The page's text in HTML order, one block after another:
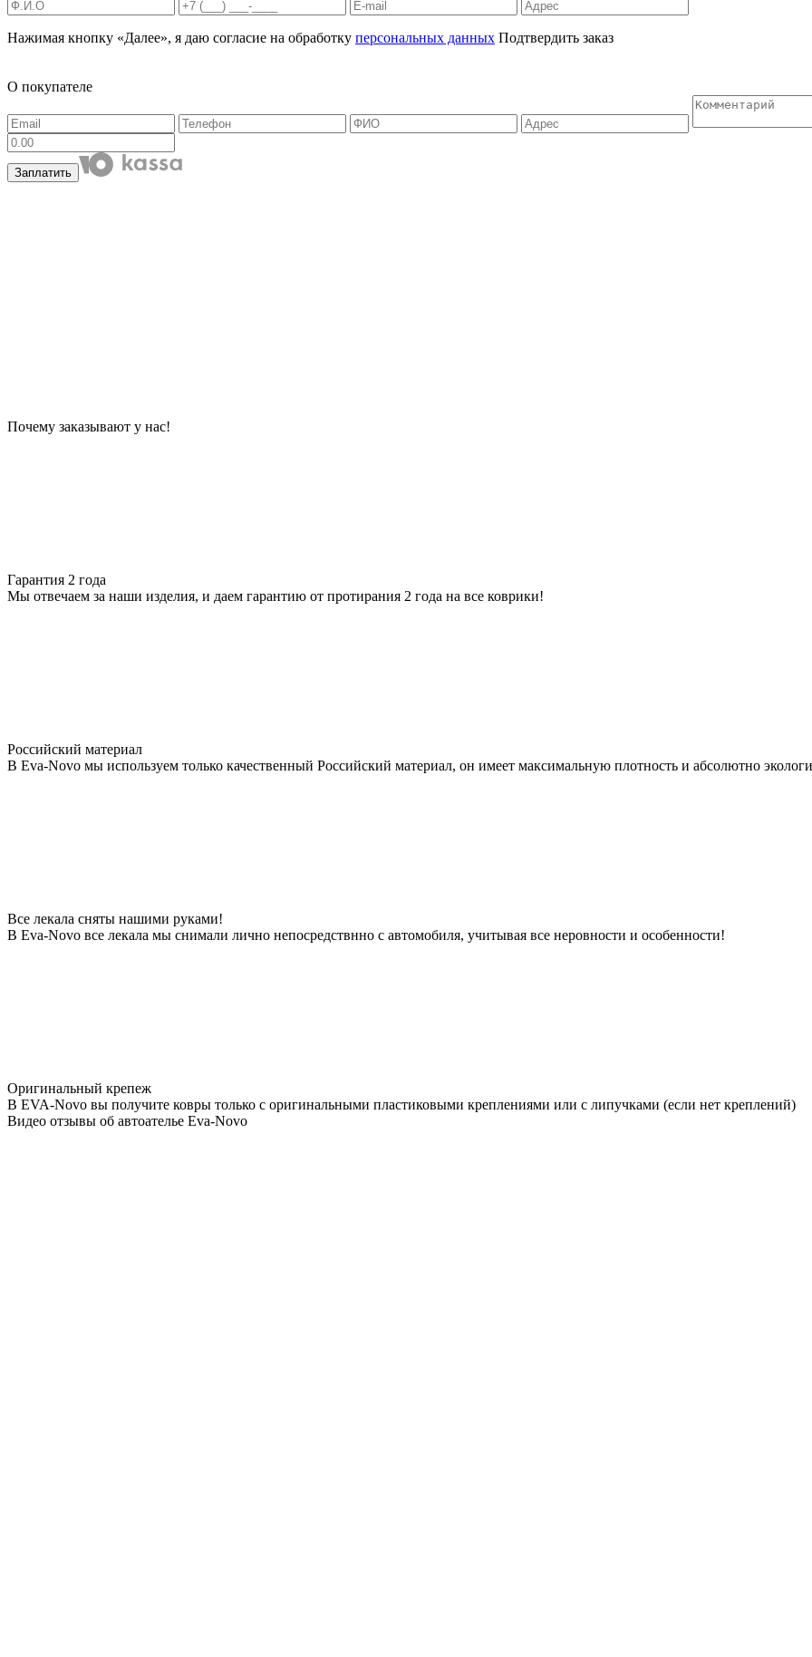
Нажимая кнопку «Далее», я даю согласие на обработку персональных данных Подтвердить заказ
О покупателе
Заплатить
Почему заказывают у нас!
Гарантия 2 года
Мы отвечаем за наши изделия, и даем гарантию от протирания 2 года на все коврики!
Российский материал
В Eva-Novo мы используем только качественный Российский материал, он имеет максимальную плотность и абсолютно
Все лекала сняты нашими руками!
В Eva-Novo все лекала мы снимали лично непосредствнно с автомобиля, учитывая все неровности и особенности!
Оригинальный крепеж
В EVA-Novo вы получите ковры только с оригинальными пластиковыми креплениями или с липучками (если нет креплений)
Видео отзывы об автоателье Eva-Novo